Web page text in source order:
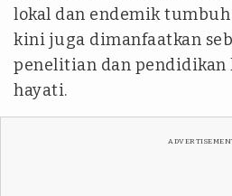
lokal dan endemik
kini juga dimanfaatkan
penelitian dan pendidikan
hayati.